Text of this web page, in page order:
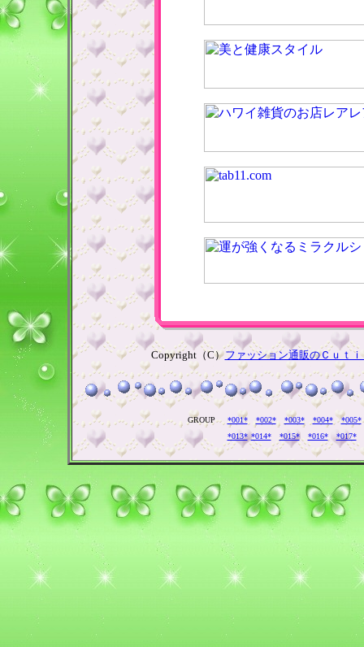
Copyright（C）ファッション通販のＣｕｔ
GROUP *001* *002* *003* *004*
*005*
*013* *014* *015* *016* *017*